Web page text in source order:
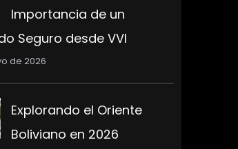
Importancia de un
Seguro desde VVI
de 2026
Explorando el Oriente
Boliviano en 2026